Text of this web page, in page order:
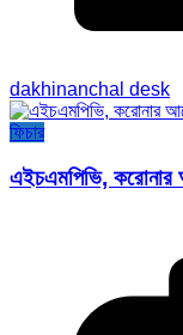
dakhinanchal desk
ফিচার
এইচএমপিভি, করোনার